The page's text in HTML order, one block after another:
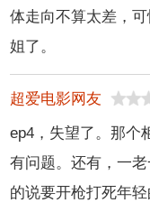
体走向不算太差，
姐了。
超爱电影网友
ep4，失望了。那个
有问题。还有，一
的说要开枪打死年